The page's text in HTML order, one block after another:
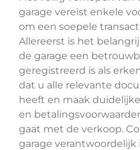
garage vereist enkele
om een soepele
Allereerst is het
de garage een
geregistreerd is als
dat u alle relevante
heeft en maak
en
gaat met de verkoop.
garage verantwoordelijk